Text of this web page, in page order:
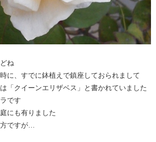
ね
に、すでに鉢植えで鎮座しておられまして
「クイーンエリザベス」と書かれていました
です
にも有りました
ですが…